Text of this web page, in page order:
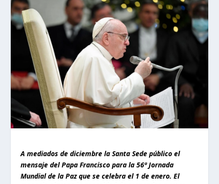
A mediados de diciembre la Santa Sede público el
mensaje del Papa Francisco para la 56ª Jornada
Mundial de la Paz que se celebra el 1 de enero. El